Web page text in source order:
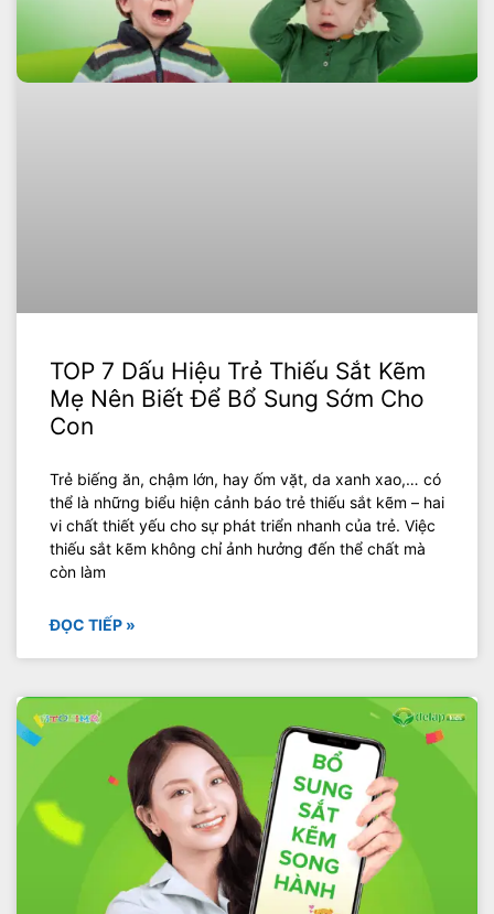
TOP 7 Dấu Hiệu Trẻ Thiếu Sắt Kẽm
Mẹ Nên Biết Để Bổ Sung Sớm Cho
Con
Trẻ biếng ăn, chậm lớn, hay ốm vặt, da xanh xao,… có
thể là những biểu hiện cảnh báo trẻ thiếu sắt kẽm – hai
vi chất thiết yếu cho sự phát triển nhanh của trẻ. Việc
thiếu sắt kẽm không chỉ ảnh hưởng đến thể chất mà
còn làm
ĐỌC TIẾP »